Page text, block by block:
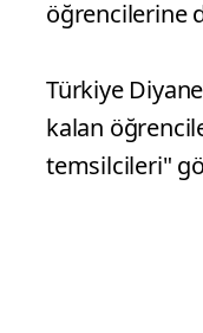
öğrencilerine
Türkiye
kalan
temsilcileri"